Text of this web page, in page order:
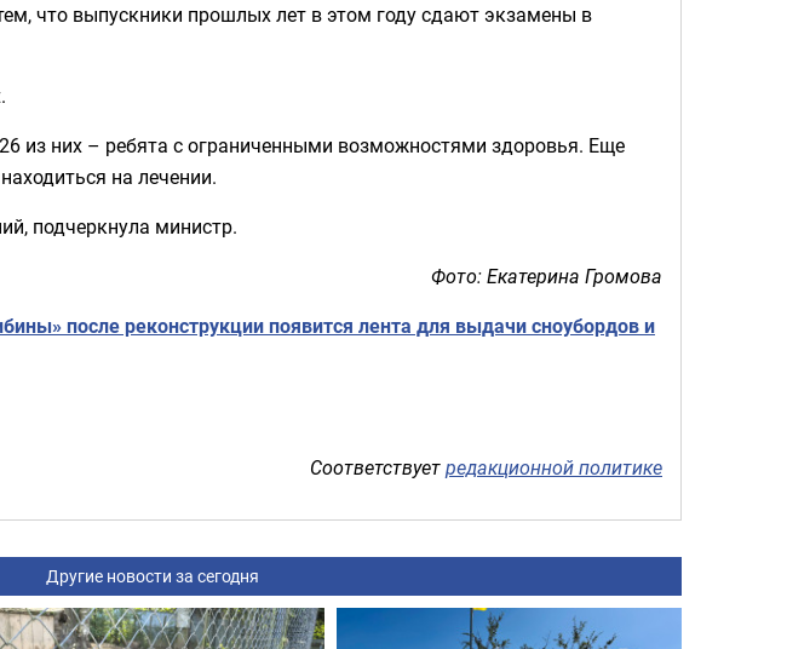
что выпускники прошлых лет в этом году сдают экзамены в
из них – ребята с ограниченными возможностями здоровья. Еще
на лечении.
подчеркнула министр.
Фото: Екатерина Громова
после реконструкции появится лента для выдачи сноубордов и
Соответствуетредакционной политике
Другие новости за сегодня